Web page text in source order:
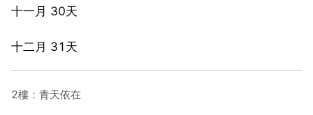
十一月 30天
十二月 31天
2樓：青天依在